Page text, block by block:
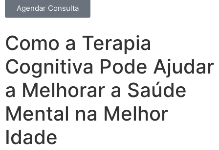
Agendar Consulta
Como a Terapia
Cognitiva Pode Ajudar
a Melhorar a Saúde
Mental na Melhor
Idade